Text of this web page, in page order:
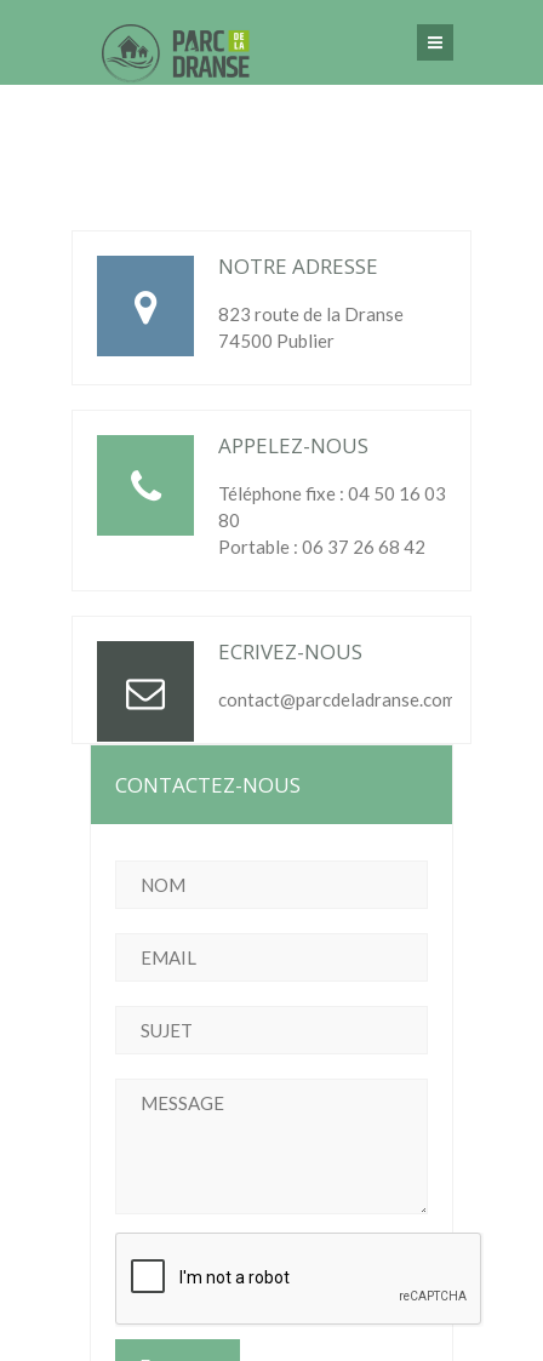
NOTRE ADRESSE
823 route de la Dranse
74500 Publier
APPELEZ-NOUS
Téléphone fixe : 04 50 16 03
80
Portable : 06 37 26 68 42
ECRIVEZ-NOUS
contact@parcdeladranse.com
CONTACTEZ-NOUS